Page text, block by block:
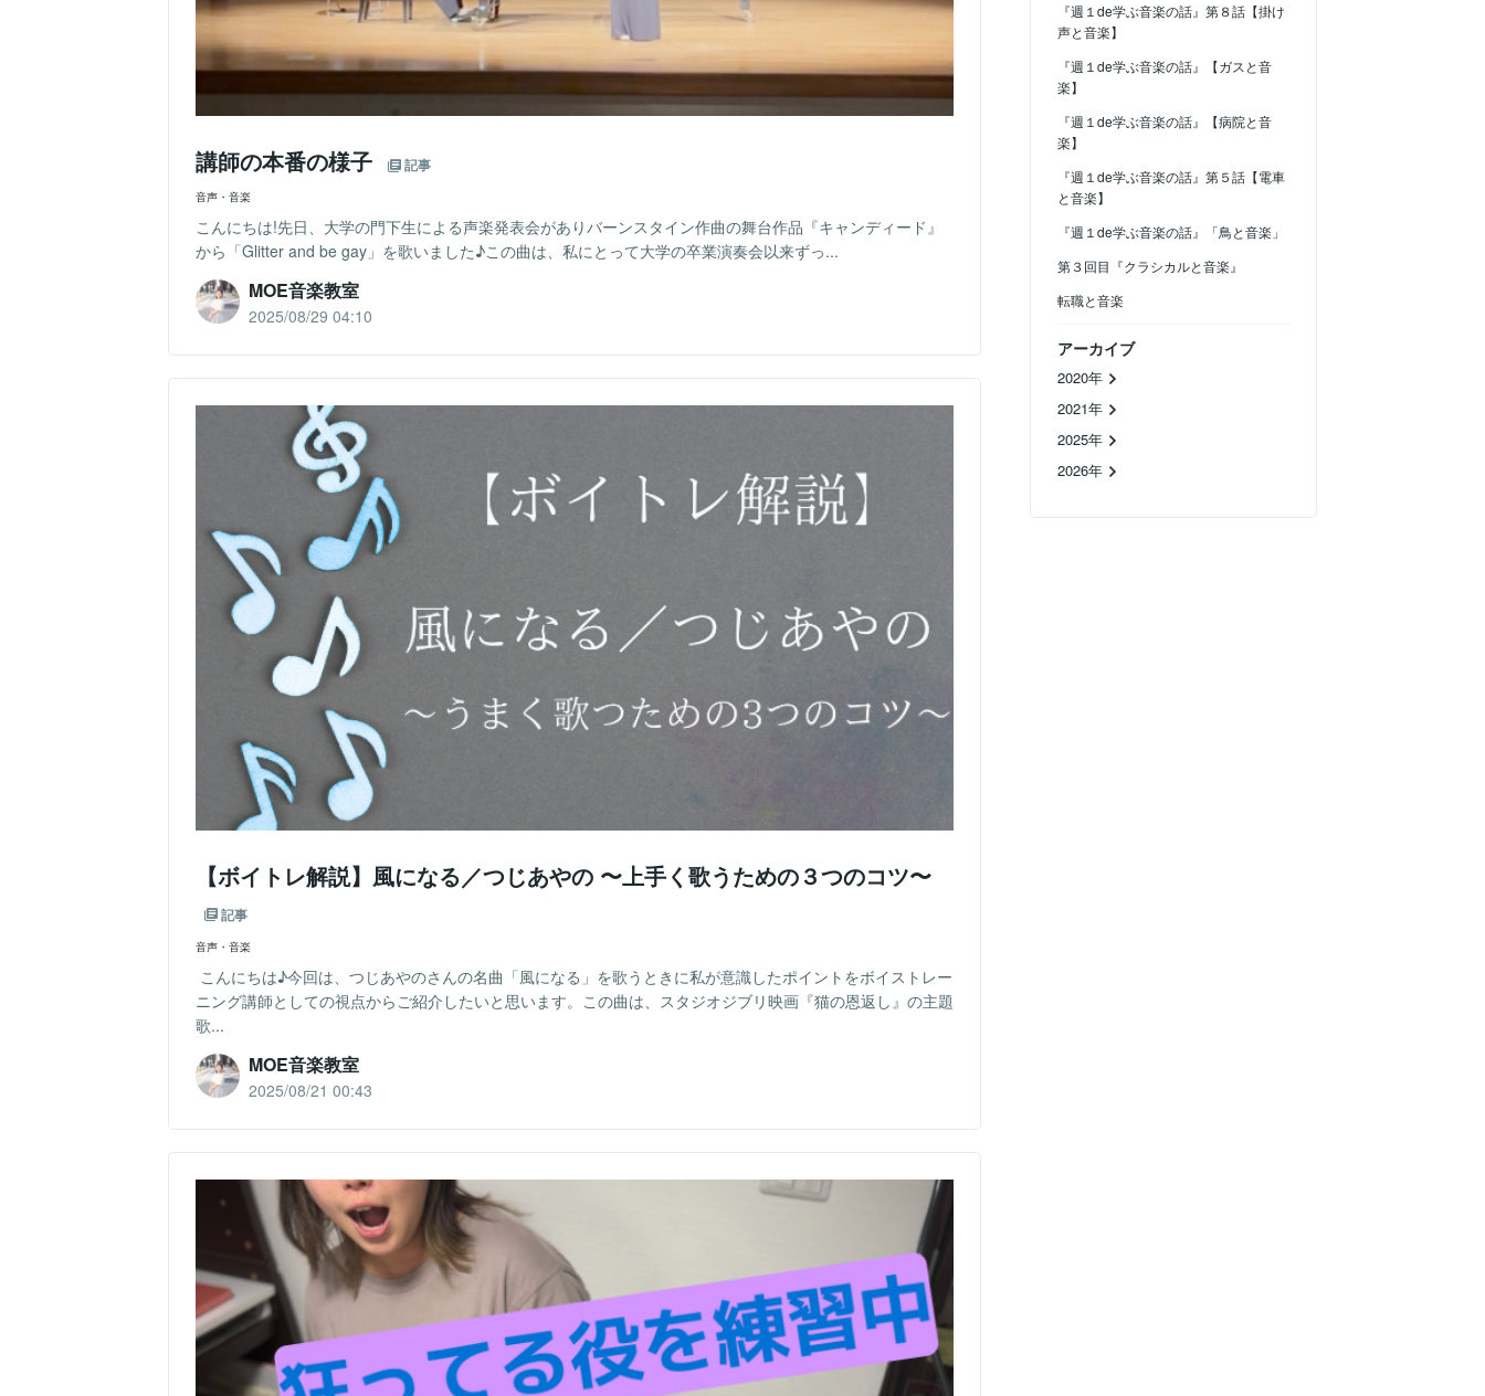
『週１de学ぶ音楽の話』第８話【掛け
声と音楽】
『週１de学ぶ音楽の話』【ガスと音
楽】
『週１de学ぶ音楽の話』【病院と音
楽】
『週１de学ぶ音楽の話』第５話【電車
と音楽】
『週１de学ぶ音楽の話』「鳥と音楽」
第３回目『クラシカルと音楽』
転職と音楽
アーカイブ
2020年
2021年
2025年
2026年
講師の本番の様子 記事
音声・音楽
こんにちは!先日、大学の門下生による声楽発表会がありバーンスタイン作曲の舞台作品『キャンディード』
から「Glitter and be gay」を歌いました♪この曲は、私にとって大学の卒業演奏会以来ずっ...
MOE音楽教室
2025/08/29 04:10
【ボイトレ解説】風になる／つじあやの 〜上手く歌うための３つのコツ〜
記事
音声・音楽
こんにちは♪今回は、つじあやのさんの名曲「風になる」を歌うときに私が意識したポイントをボイストレー
ニング講師としての視点からご紹介したいと思います。この曲は、スタジオジブリ映画『猫の恩返し』の主題
歌...
MOE音楽教室
2025/08/21 00:43